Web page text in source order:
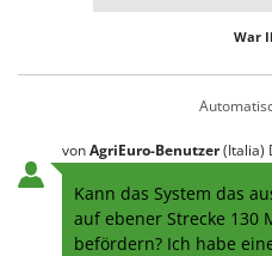
War
vonAgriEuro-Benutzer(Italia)
Kann das System das
auf ebener Strecke 130
befördern? Ich habe